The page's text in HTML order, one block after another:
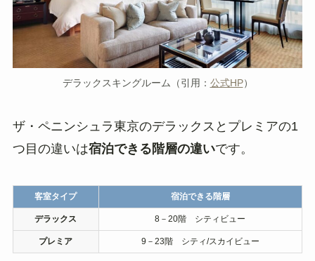
デラックスキングルーム（引用： 公式HP）
ザ・ペニンシュラ東京のデラックスとプレミアの1
つ目の違いは宿泊できる階層の違いです。
客室タイプ 宿泊できる階層
デラックス 8－20階 シティビュー
プレミア 9－23階 シティ/スカイビュー